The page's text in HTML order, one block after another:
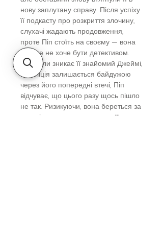
нову заплутану справу. Після успіху
її подкасту про розкриття злочину,
слухачі жадають продовження,
проте Піп стоїть на своєму — вона
більше не хоче бути детективом.
Але коли зникає її знайомий Джеймі,
а поліція залишається байдужою
через його попередні втечі, Піп
відчуває, що цього разу щось пішло
не так. Ризикуючи, вона береться за
розслідування, яке занурює її в